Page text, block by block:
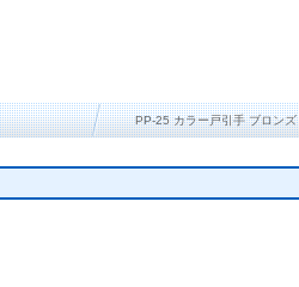
PP-25 カラー戸引手 ブロンズ